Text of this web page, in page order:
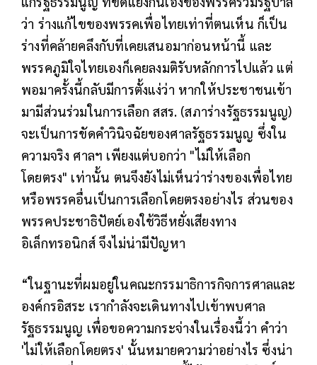
ว่า ร่างแก้ไขของพรรคเพื่อไทยเท่าที่ตนเห็น ก็เป็น
ร่างที่คล้ายคลึงกับที่เคยเสนอมาก่อนหน้านี้ และ
พรรคภูมิใจไทยเองก็เคยลงมติรับหลักการไปแล้ว แต่
พอมาครั้งนี้กลับมีการตั้งแง่ว่า หากให้ประชาชนเข้า
มามีส่วนร่วมในการเลือก สสร. (สภาร่างรัฐธรรมนูญ)
จะเป็นการขัดคำวินิจฉัยของศาลรัฐธรรมนูญ ซึ่งใน
ความจริง ศาลฯ เพียงแต่บอกว่า "ไม่ให้เลือก
โดยตรง" เท่านั้น ตนจึงยังไม่เห็นว่าร่างของเพื่อไทย
หรือพรรคอื่นเป็นการเลือกโดยตรงอย่างไร ส่วนของ
พรรคประชาธิปัตย์เองใช้วิธีหยั่งเสียงทาง
อิเล็กทรอนิกส์ จึงไม่น่ามีปัญหา
“ในฐานะที่ผมอยู่ในคณะกรรมาธิการกิจการศาลและ
องค์กรอิสระ เรากำลังจะเดินทางไปเข้าพบศาล
รัฐธรรมนูญ เพื่อขอความกระจ่างในเรื่องนี้ว่า คำว่า
'ไม่ให้เลือกโดยตรง' นั้นหมายความว่าอย่างไร ซึ่งน่า